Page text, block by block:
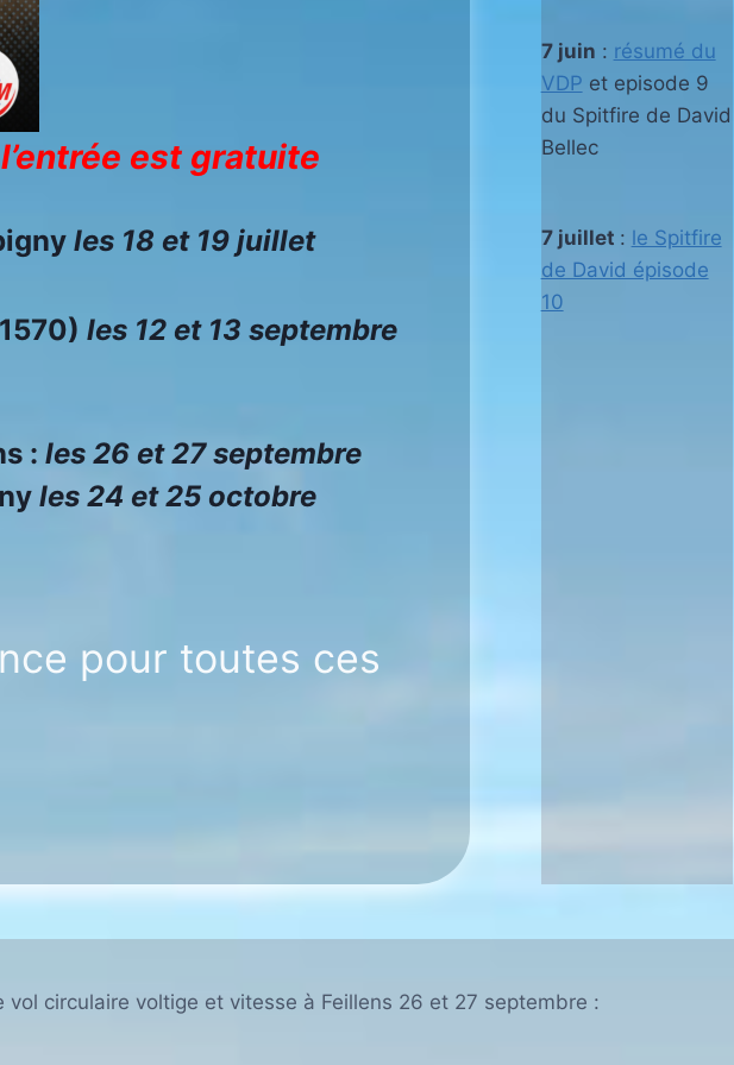
est gratuite
les 18 et 19 juillet
les 12 et 13 septembre
: les 26 et 27 septembre
les 24 et 25 octobre
pour toutes ces
7 juin : résumé du
VDP et episode 9
du Spitfire de David
Bellec
7 juillet : le Spitfire
de David épisode
10
vol circulaire voltige et vitesse à Feillens 26 et 27 septembre :